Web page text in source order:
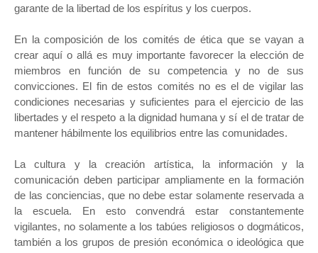
garante de la libertad de los espíritus y los cuerpos.
En la composición de los comités de ética que se vayan a
crear aquí o allá es muy importante favorecer la elección de
miembros en función de su competencia y no de sus
convicciones. El fin de estos comités no es el de vigilar las
condiciones necesarias y suficientes para el ejercicio de las
libertades y el respeto a la dignidad humana y sí el de tratar de
mantener hábilmente los equilibrios entre las comunidades.
La cultura y la creación artística, la información y la
comunicación deben participar ampliamente en la formación
de las conciencias, que no debe estar solamente reservada a
la escuela. En esto convendrá estar constantemente
vigilantes, no solamente a los tabúes religiosos o dogmáticos,
también a los grupos de presión económica o ideológica que